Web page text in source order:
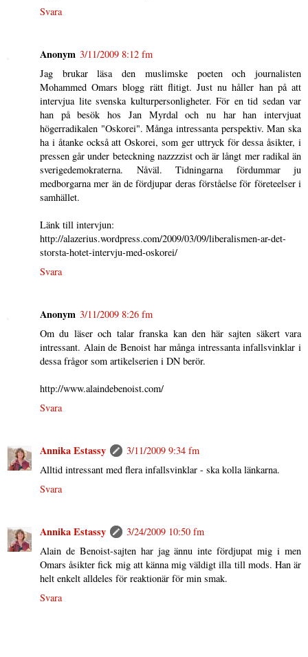
Svara
Anonym 3/11/2009 8:12 fm
Jag brukar läsa den muslimske poeten och journalisten
Mohammed Omars blogg rätt flitigt. Just nu håller han på att
intervjua lite svenska kulturpersonligheter. För en tid sedan var
han på besök hos Jan Myrdal och nu har han intervjuat
högerradikalen "Oskorei". Många intressanta perspektiv. Man ska
ha i åtanke också att Oskorei, som ger uttryck för dessa åsikter, i
pressen går under beteckning nazzzzist och är långt mer radikal än
sverigedemokraterna. Nåväl. Tidningarna fördummar ju
medborgarna mer än de fördjupar deras förståelse för företeelser i
samhället.
Länk till intervjun:
http://alazerius.wordpress.com/2009/03/09/liberalismen-ar-det-
storsta-hotet-intervju-med-oskorei/
Svara
Anonym 3/11/2009 8:26 fm
Om du läser och talar franska kan den här sajten säkert vara
intressant. Alain de Benoist har många intressanta infallsvinklar i
dessa frågor som artikelserien i DN berör.
http://www.alaindebenoist.com/
Svara
Annika Estassy
3/11/2009 9:34 fm
Alltid intressant med flera infallsvinklar - ska kolla länkarna.
Svara
Annika Estassy
3/24/2009 10:50 fm
Alain de Benoist-sajten har jag ännu inte fördjupat mig i men
Omars åsikter fick mig att känna mig väldigt illa till mods. Han är
helt enkelt alldeles för reaktionär för min smak.
Svara